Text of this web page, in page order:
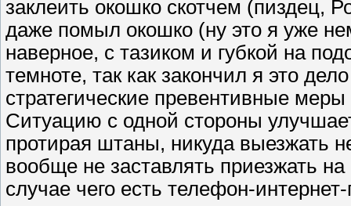
заклеить окошко скотчем (пиздец,
даже помыл окошко (ну это я уже
наверное, с тазиком и губкой на
темноте, так как закончил я это
стратегические превентивные
Ситуацию с одной стороны
протирая штаны, никуда выезжать
вообще не заставлять приезжать
случае чего есть телефон-